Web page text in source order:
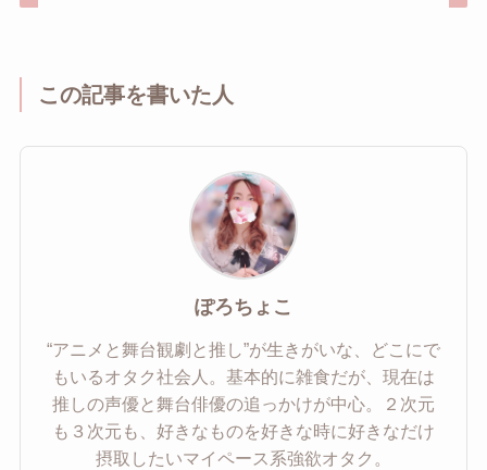
この記事を書いた人
ぽろちょこ
“アニメと舞台観劇と推し”が生きがいな、どこにで
もいるオタク社会人。基本的に雑食だが、現在は
推しの声優と舞台俳優の追っかけが中心。２次元
も３次元も、好きなものを好きな時に好きなだけ
摂取したいマイペース系強欲オタク。